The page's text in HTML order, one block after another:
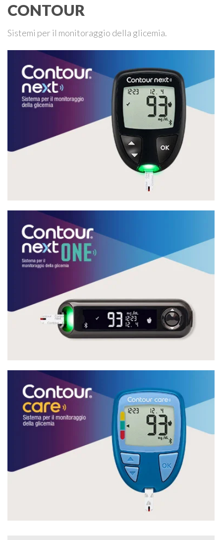
CONTOUR
Sistemi per il monitoraggio della glicemia.